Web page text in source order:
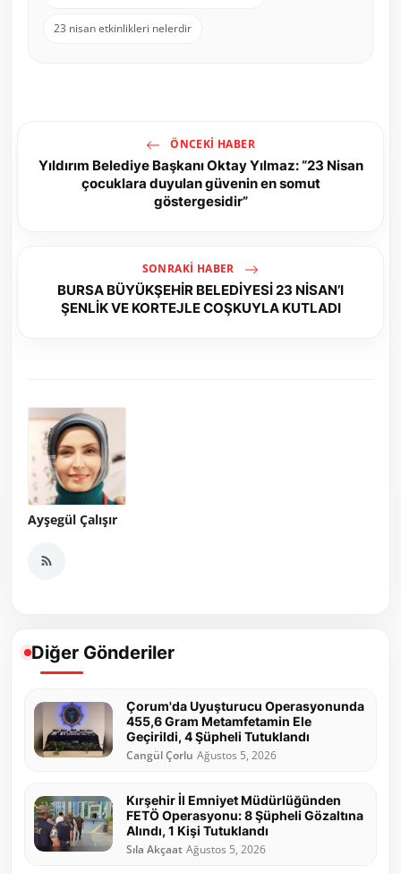
23 nisan etkinlikleri nelerdir
ÖNCEKI HABER
Yıldırım Belediye Başkanı Oktay Yılmaz: “23 Nisan
çocuklara duyulan güvenin en somut
göstergesidir”
SONRAKI HABER
BURSA BÜYÜKŞEHİR BELEDİYESİ 23 NİSAN’I
ŞENLİK VE KORTEJLE COŞKUYLA KUTLADI
Ayşegül Çalışır
Diğer Gönderiler
Çorum'da Uyuşturucu Operasyonunda
455,6 Gram Metamfetamin Ele
Geçirildi, 4 Şüpheli Tutuklandı
Cangül Çorlu Ağustos 5, 2026
Kırşehir İl Emniyet Müdürlüğünden
FETÖ Operasyonu: 8 Şüpheli Gözaltına
Alındı, 1 Kişi Tutuklandı
Sıla Akçaat Ağustos 5, 2026